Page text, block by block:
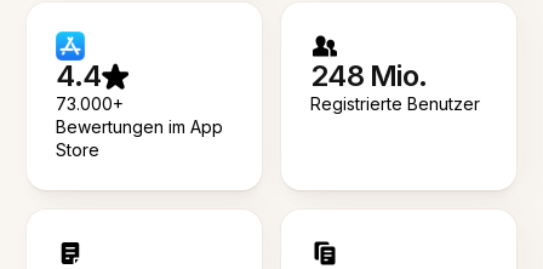
4.4
73.000+
Bewertungen im App
Store
248 Mio.
Registrierte Benutzer